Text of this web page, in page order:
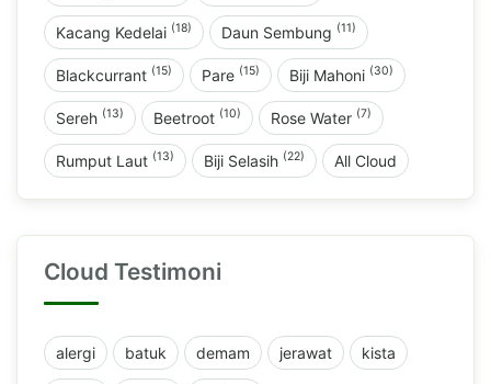
Kacang Kedelai (18) Daun Sembung (11)
Blackcurrant (15) Pare (15) Biji Mahoni (30)
Sereh (13) Beetroot (10) Rose Water (7)
Rumput Laut (13) Biji Selasih (22) All Cloud
Cloud Testimoni
alergi batuk demam jerawat kista